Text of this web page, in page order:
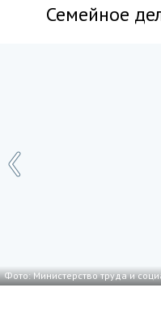
Семейное
Фото: Министерство труда и